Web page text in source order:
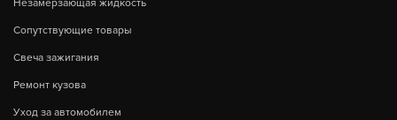
Незамерзающая жидкость
Сопутствующие товары
Свеча зажигания
Ремонт кузова
Уход за автомобилем